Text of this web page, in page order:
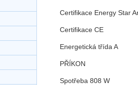
Certifikace Energy Star
Certifikace CE
Energetická třída A
PŘÍKON
Spotřeba 808 W